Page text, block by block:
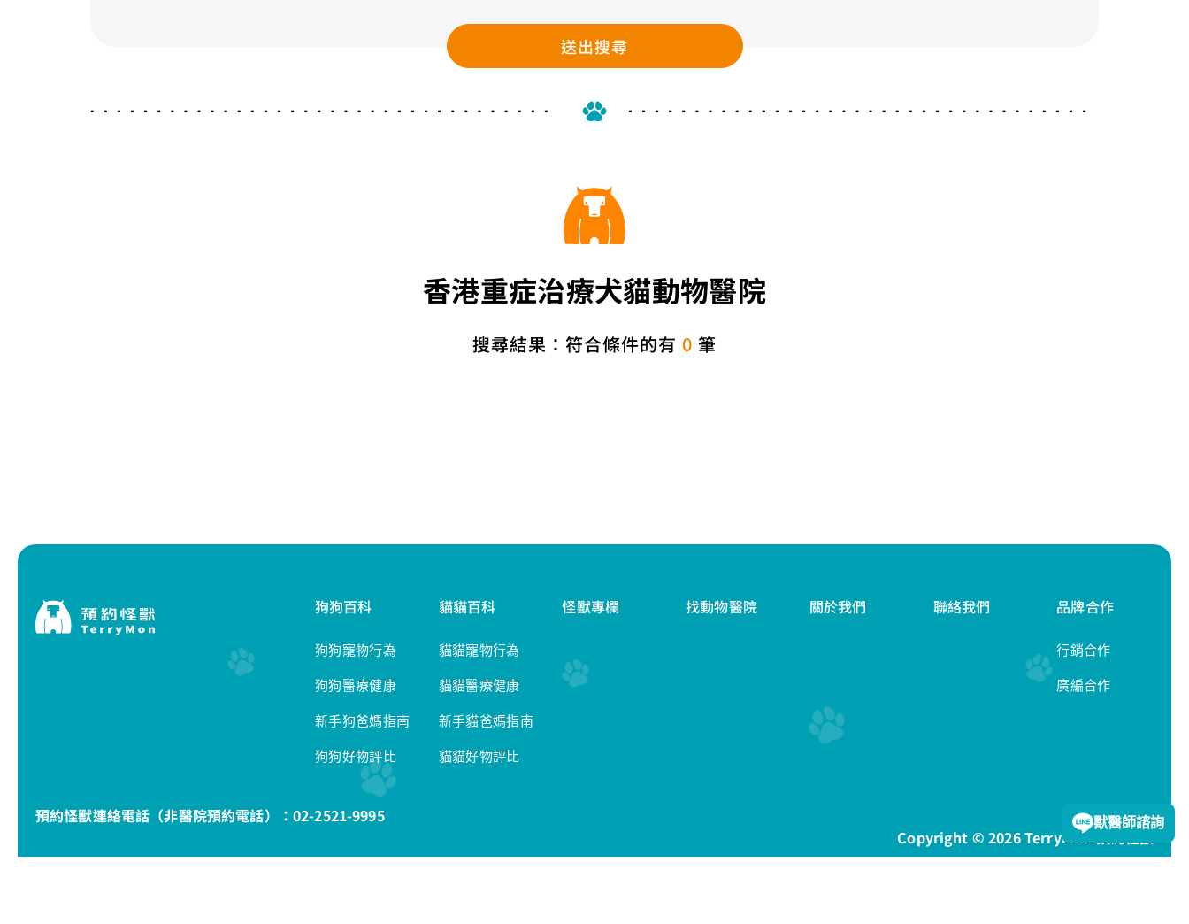
送出搜尋
香港重症治療犬貓動物醫院
搜尋結果：符合條件的有 0 筆
狗狗百科
狗狗寵物行為
狗狗醫療健康
新手狗爸媽指南
狗狗好物評比
貓貓百科
貓貓寵物行為
貓貓醫療健康
新手貓爸媽指南
貓貓好物評比
怪獸專欄 找動物醫院 關於我們 聯絡我們 品牌合作
行銷合作
廣編合作
預約怪獸連絡電話（非醫院預約電話）： 02-2521-9995
隱私權政策
Copyright © 2026 Terrymon 預約怪獸
獸醫師諮詢